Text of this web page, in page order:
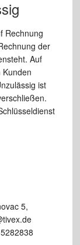
Rechnung
der
Auf
ist
5,